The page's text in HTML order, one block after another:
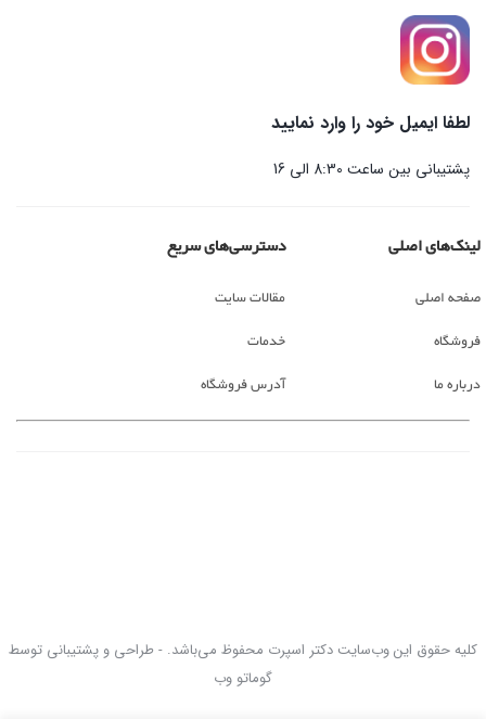
لطفا ایمیل خود را وارد نمایید
پشتیبانی بین ساعت 8:30 الی 16
لینک‌های اصلی
صفحه اصلی
فروشگاه
درباره ما
دسترسی‌های سریع
مقالات سایت
خدمات
آدرس فروشگاه
کلیه حقوق این وب‌سایت دکتر اسپرت محفوظ می‌باشد. - طراحی و پشتیبانی توسط
گوماتو وب